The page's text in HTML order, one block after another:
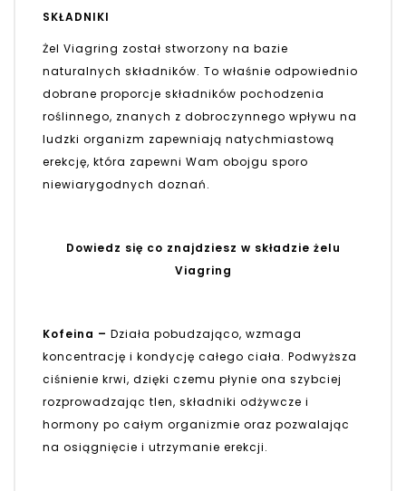
SKŁADNIKI
Żel Viagring został stworzony na bazie
naturalnych składników. To właśnie odpowiednio
dobrane proporcje składników pochodzenia
roślinnego, znanych z dobroczynnego wpływu na
ludzki organizm zapewniają natychmiastową
erekcję, która zapewni Wam obojgu sporo
niewiarygodnych doznań.
Dowiedz się co znajdziesz w składzie żelu
Viagring
Kofeina – Działa pobudzająco, wzmaga
koncentrację i kondycję całego ciała. Podwyższa
ciśnienie krwi, dzięki czemu płynie ona szybciej
rozprowadzając tlen, składniki odżywcze i
hormony po całym organizmie oraz pozwalając
na osiągnięcie i utrzymanie erekcji.